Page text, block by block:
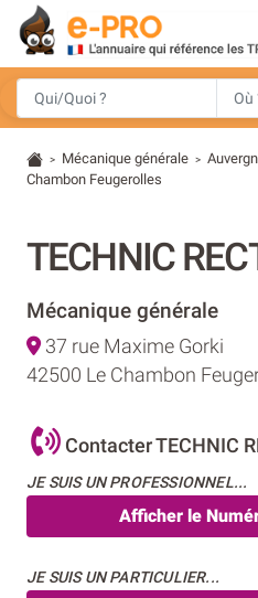
> Mécanique générale >
Chambon Feugerolles
TECHNIC
Mécanique générale
37 rue Maxime Gorki
42500 Le Chambon
Contacter TECHNIC
JE SUIS UN PROFESSIONNEL...
Afficher le
JE SUIS UN PARTICULIER...